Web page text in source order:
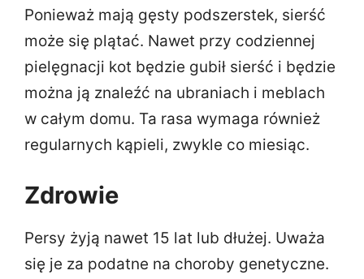
Ponieważ mają gęsty podszerstek, sierść
może się plątać. Nawet przy codziennej
pielęgnacji kot będzie gubił sierść i będzie
można ją znaleźć na ubraniach i meblach
w całym domu. Ta rasa wymaga również
regularnych kąpieli, zwykle co miesiąc.
Zdrowie
Persy żyją nawet 15 lat lub dłużej. Uważa
się je za podatne na choroby genetyczne.